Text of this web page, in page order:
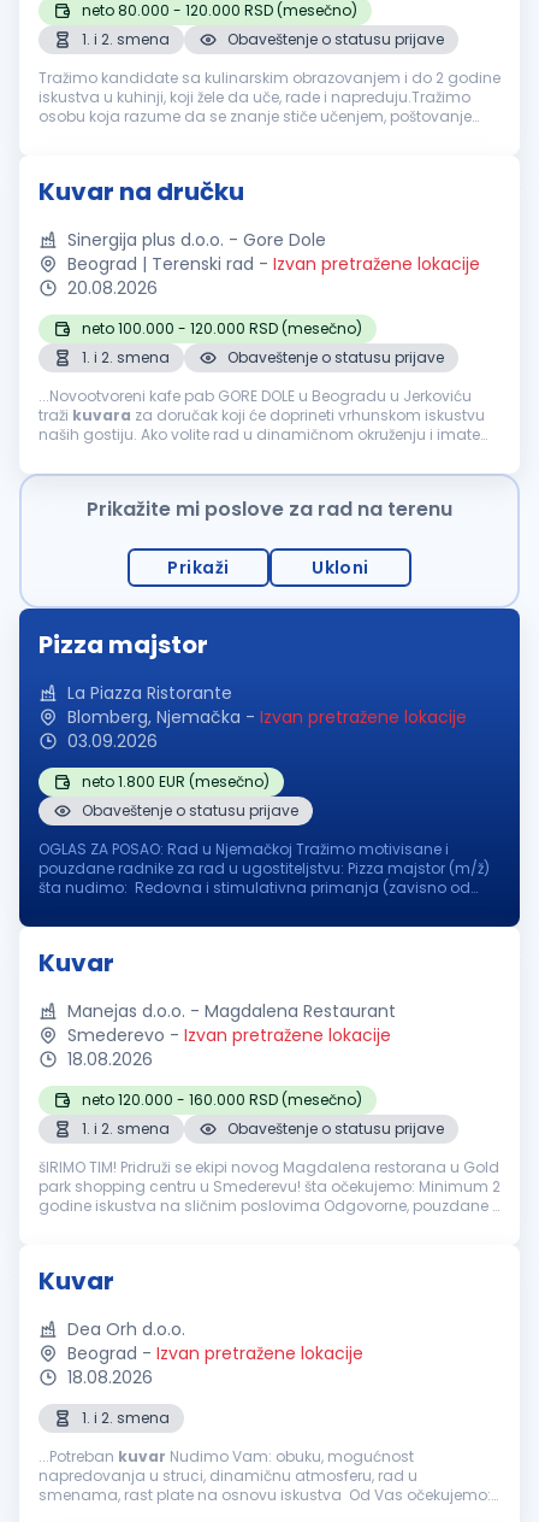
neto 80.000 - 120.000 RSD (mesečno)
1. i 2. smena
Obaveštenje o statusu prijave
Tražimo kandidate sa kulinarskim obrazovanjem i do 2 godine
iskustva u kuhinji, koji žele da uče, rade i napreduju.Tražimo
osobu koja razume da se znanje stiče učenjem, poštovanje
Kuvar na dručku
Sinergija plus d.o.o. - Gore Dole
Beograd | Terenski rad - Izvan pretražene lokacije
20.08.2026
neto 100.000 - 120.000 RSD (mesečno)
1. i 2. smena
Obaveštenje o statusu prijave
...Novootvoreni kafe pab GORE DOLE u Beogradu u Jerkoviću
traži kuvara za doručak koji će doprineti vrhunskom iskustvu
naših gostiju. Ako volite rad u dinamičnom okruženju i imate
timu...
Prikažite mi poslove za rad na terenu
Prikaži Ukloni
Pizza majstor
La Piazza Ristorante
Blomberg, Njemačka - Izvan pretražene lokacije
03.09.2026
neto 1.800 EUR (mesečno)
Obaveštenje o statusu prijave
OGLAS ZA POSAO: Rad u Njemačkoj Tražimo motivisane i
pouzdane radnike za rad u ugostiteljstvu: Pizza majstor (m/ž)
šta nudimo: Redovna i stimulativna primanja (zavisno od
Osiguran topli obr...
Kuvar
Manejas d.o.o. - Magdalena Restaurant
Smederevo - Izvan pretražene lokacije
18.08.2026
neto 120.000 - 160.000 RSD (mesečno)
1. i 2. smena
Obaveštenje o statusu prijave
šIRIMO TIM! Pridruži se ekipi novog Magdalena restorana u Gold
park shopping centru u Smederevu! šta očekujemo: Minimum 2
godine iskustva na sličnim poslovima Odgovorne, pouzdane i
Kuvar
Dea Orh d.o.o.
Beograd - Izvan pretražene lokacije
18.08.2026
1. i 2. smena
...Potreban kuvar Nudimo Vam: obuku, mogućnost
napredovanja u struci, dinamičnu atmosferu, rad u
smenama, rast plate na osnovu iskustva Od Vas očekujemo: